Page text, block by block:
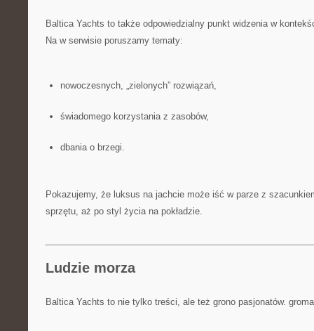
Baltica Yachts to także odpowiedzialny punkt widzenia w
Na w serwisie poruszamy tematy:
nowoczesnych, „zielonych” rozwiązań,
świadomego korzystania z zasobów,
dbania o brzegi.
Pokazujemy, że luksus na jachcie może iść w parze z
sprzętu, aż po styl życia na pokładzie.
Ludzie morza
Baltica Yachts to nie tylko treści, ale też grono pasjonatów.